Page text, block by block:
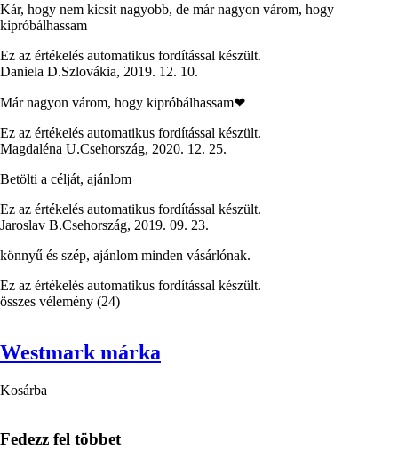
Kár, hogy nem kicsit nagyobb, de már nagyon várom, hogy
kipróbálhassam
Ez az értékelés automatikus fordítással készült.
Daniela D.Szlovákia, 2019. 12. 10.
Már nagyon várom, hogy kipróbálhassam❤
Ez az értékelés automatikus fordítással készült.
Magdaléna U.Csehország, 2020. 12. 25.
Betölti a célját, ajánlom
Ez az értékelés automatikus fordítással készült.
Jaroslav B.Csehország, 2019. 09. 23.
könnyű és szép, ajánlom minden vásárlónak.
Ez az értékelés automatikus fordítással készült.
összes vélemény (24)
Westmark márka
Kosárba
Fedezz fel többet